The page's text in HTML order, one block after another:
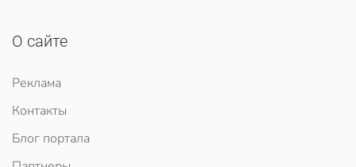
О сайте
Реклама
Контакты
Блог портала